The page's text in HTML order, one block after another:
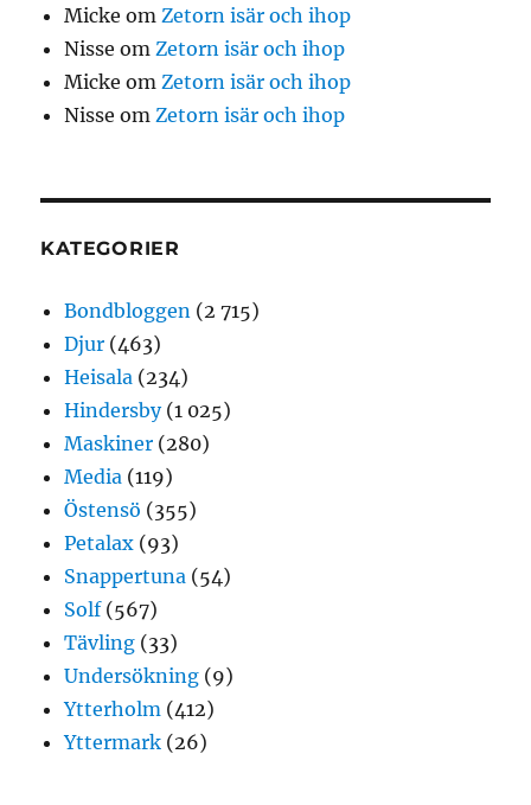
Micke omZetorn isär och ihop
Nisse omZetorn isär och ihop
Micke omZetorn isär och ihop
Nisse omZetorn isär och ihop
KATEGORIER
Bondbloggen (2 715)
Djur (463)
Heisala (234)
Hindersby(1 025)
Maskiner (280)
Media (119)
Östensö (355)
Petalax (93)
Snappertuna (54)
Solf(567)
Tävling (33)
Undersökning (9)
Ytterholm (412)
Yttermark (26)